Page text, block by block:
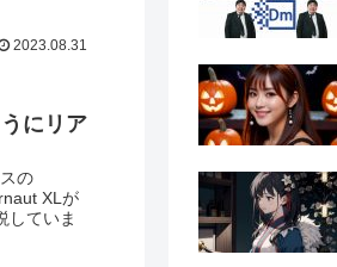
2023.08.31
にリア
の
XLが
していま